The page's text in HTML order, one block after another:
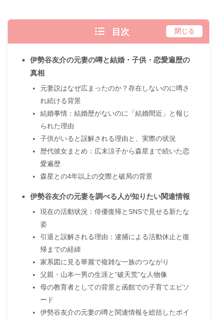
目次 閉じる
伊勢谷友介の元妻の噂と結婚・子供・恋愛遍歴の
真相
元妻説はなぜ広まったのか？存在しないのに噂さ
れ続ける背景
結婚事情：結婚歴がないのに「結婚間近」と報じ
られた理由
子供がいると誤解される理由と、実際の状況
歴代彼女まとめ：広末涼子から森星まで続いた恋
愛遍歴
森星との4年以上の交際と破局の背景
伊勢谷友介の元妻を調べる人が知りたい関連情報
現在の活動状況：俳優復帰とSNSで見せる新たな
姿
引退と誤解される理由：逮捕による活動休止と復
帰までの経緯
家系図に見る華麗で複雑な一族のつながり
父親・山本一男の生涯と“破天荒”な人物像
母の教育者としての背景と函館での子育てエピソ
ード
伊勢谷友介の元妻の噂と関連情報を総括したポイ